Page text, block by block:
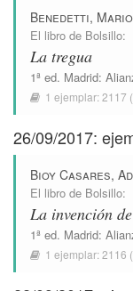
Benedetti, Mario
El libro de Bolsillo:
La tregua
1ª ed. Madrid:
1 ejemplar:2117
26/09/2017:
Bioy Casares,
El libro de Bolsillo:
La invención
1ª ed. Madrid:
1 ejemplar:2116